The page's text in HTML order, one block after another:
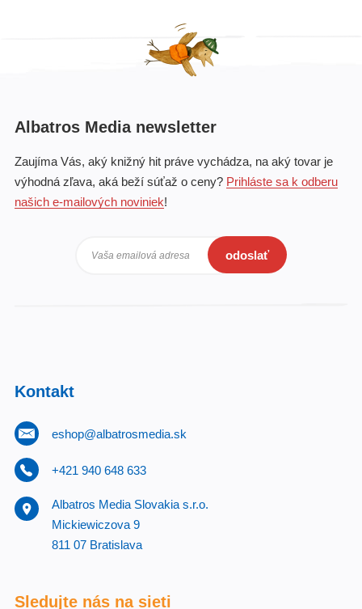
Albatros Media newsletter
Zaujíma Vás, aký knižný hit práve vychádza, na aký tovar je
výhodná zľava, aká beží súťaž o ceny? Prihláste sa k odberu
našich e-mailových noviniek!
Vaša emailová adresa odoslať
Kontakt
eshop@albatrosmedia.sk
+421 940 648 633
Albatros Media Slovakia s.r.o.
Mickiewiczova 9
811 07 Bratislava
Sledujte nás na sieti